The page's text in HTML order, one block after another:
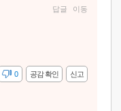
답글 이동
신고
공감 확인
0